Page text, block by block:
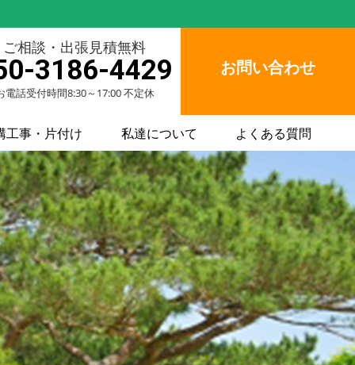
ご相談・出張見積無料
3186-4429
電話受付時間8:30～17:00 不定休
お問い合わせ
工事・片付け 私達について よくある質問